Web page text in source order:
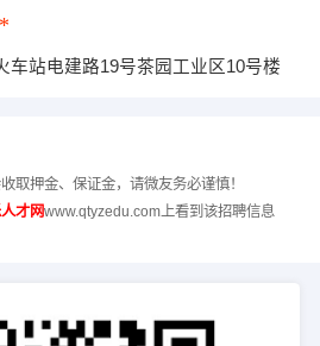
车站电建路19号茶园工业区10号楼
取押金、保证金，请微友务必谨慎！
才网www.qtyzedu.com上看到该招聘信息